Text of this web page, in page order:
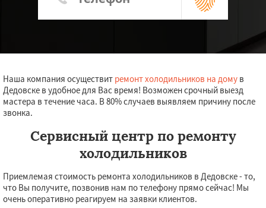
Наша компания осуществит ремонт холодильников на дому в
Дедовске в удобное для Вас время! Возможен срочный выезд
мастера в течение часа. В 80% случаев выявляем причину после
звонка.
Сервисный центр по ремонту
холодильников
Приемлемая стоимость ремонта холодильников в Дедовске - то,
что Вы получите, позвонив нам по телефону прямо сейчас! Мы
очень оперативно реагируем на заявки клиентов.